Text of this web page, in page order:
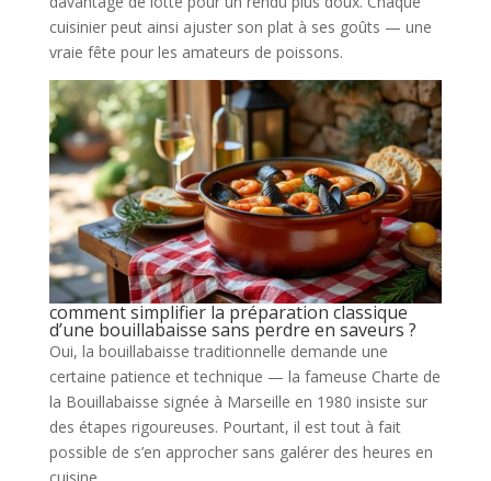
cuisinier peut ainsi ajuster son plat à ses goûts — une
vraie fête pour les amateurs de poissons.
comment simplifier la préparation classique
d’une bouillabaisse sans perdre en saveurs ?
Oui, la bouillabaisse traditionnelle demande une
certaine patience et technique — la fameuse Charte de
la Bouillabaisse signée à Marseille en 1980 insiste sur
des étapes rigoureuses. Pourtant, il est tout à fait
possible de s’en approcher sans galérer des heures en